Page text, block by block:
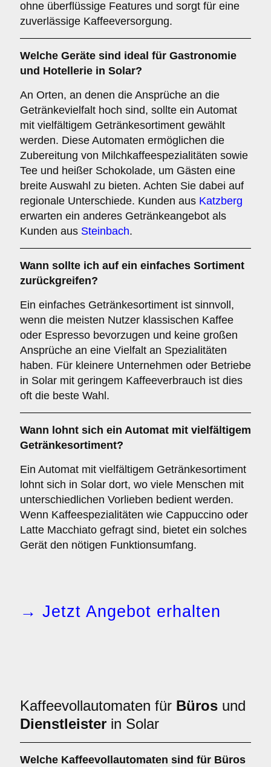
ohne überflüssige Features und sorgt für eine
zuverlässige Kaffeeversorgung.
Welche Geräte sind ideal für Gastronomie
und Hotellerie in Solar?
An Orten, an denen die Ansprüche an die
Getränkevielfalt hoch sind, sollte ein Automat
mit vielfältigem Getränkesortiment gewählt
werden. Diese Automaten ermöglichen die
Zubereitung von Milchkaffeespezialitäten sowie
Tee und heißer Schokolade, um Gästen eine
breite Auswahl zu bieten. Achten Sie dabei auf
regionale Unterschiede. Kunden aus Katzberg
erwarten ein anderes Getränkeangebot als
Kunden aus Steinbach.
Wann sollte ich auf ein einfaches Sortiment
zurückgreifen?
Ein einfaches Getränkesortiment ist sinnvoll,
wenn die meisten Nutzer klassischen Kaffee
oder Espresso bevorzugen und keine großen
Ansprüche an eine Vielfalt an Spezialitäten
haben. Für kleinere Unternehmen oder Betriebe
in Solar mit geringem Kaffeeverbrauch ist dies
oft die beste Wahl.
Wann lohnt sich ein Automat mit vielfältigem
Getränkesortiment?
Ein Automat mit vielfältigem Getränkesortiment
lohnt sich in Solar dort, wo viele Menschen mit
unterschiedlichen Vorlieben bedient werden.
Wenn Kaffeespezialitäten wie Cappuccino oder
Latte Macchiato gefragt sind, bietet ein solches
Gerät den nötigen Funktionsumfang.
→ Jetzt Angebot erhalten
Kaffeevollautomaten für Büros und
Dienstleister in Solar
Welche Kaffeevollautomaten sind für Büros